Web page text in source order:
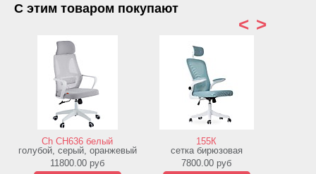
С этим товаром покупают
< >
Ch CH636 белый
голубой, серый, оранжевый
11800.00 руб
155К
сетка бирюзовая
7800.00 руб